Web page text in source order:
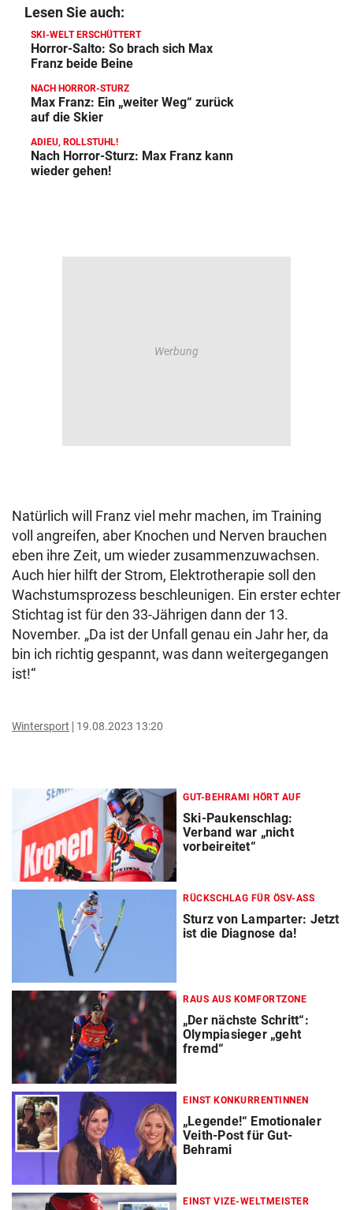
Lesen Sie auch:
SKI-WELT ERSCHÜTTERT
Horror-Salto: So brach sich Max
Franz beide Beine
NACH HORROR-STURZ
Max Franz: Ein „weiter Weg“ zurück
auf die Skier
ADIEU, ROLLSTUHL!
Nach Horror-Sturz: Max Franz kann
wieder gehen!
Natürlich will Franz viel mehr machen, im Training
voll angreifen, aber Knochen und Nerven brauchen
eben ihre Zeit, um wieder zusammenzuwachsen.
Auch hier hilft der Strom, Elektrotherapie soll den
Wachstumsprozess beschleunigen. Ein erster echter
Stichtag ist für den 33-Jährigen dann der 13.
November. „Da ist der Unfall genau ein Jahr her, da
bin ich richtig gespannt, was dann weitergegangen
ist!“
Wintersport 19.08.2023 13:20
GUT-BEHRAMI HÖRT AUF
Ski-Paukenschlag:
Verband war „nicht
vorbeireitet“
RÜCKSCHLAG FÜR ÖSV-ASS
Sturz von Lamparter: Jetzt
ist die Diagnose da!
RAUS AUS KOMFORTZONE
„Der nächste Schritt“:
Olympiasieger „geht
fremd“
EINST KONKURRENTINNEN
„Legende!“ Emotionaler
Veith-Post für Gut-
Behrami
EINST VIZE-WELTMEISTER